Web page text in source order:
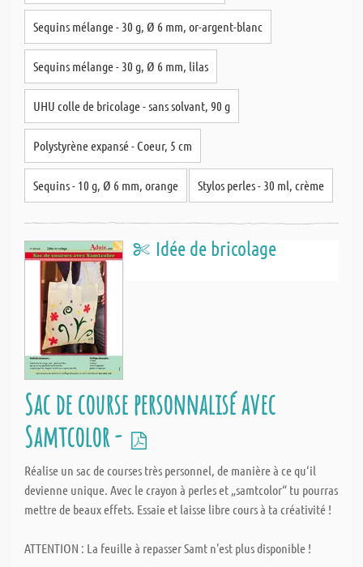
Sequins mélange - 30 g, Ø 6 mm, or-argent-blanc
Sequins mélange - 30 g, Ø 6 mm, lilas
UHU colle de bricolage - sans solvant, 90 g
Polystyrène expansé - Coeur, 5 cm
Sequins - 10 g, Ø 6 mm, orange Stylos perles - 30 ml, crème
Idée de bricolage
Sac de course personnalisé avec
Samtcolor -
Réalise un sac de courses très personnel, de manière à ce qu‘il
devienne unique. Avec le crayon à perles et „samtcolor“ tu pourras
mettre de beaux effets. Essaie et laisse libre cours à ta créativité !
ATTENTION : La feuille à repasser Samt n'est plus disponible !